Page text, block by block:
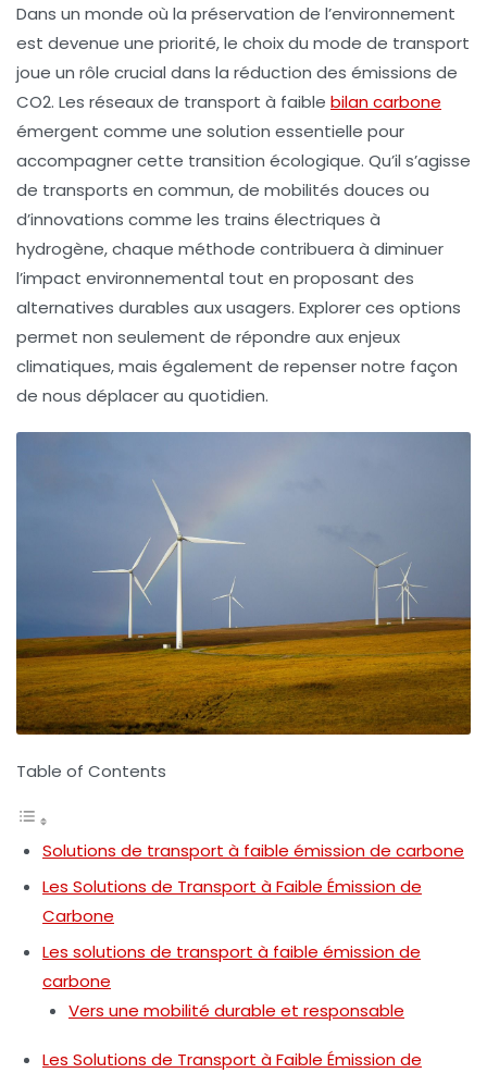
Dans un monde où la préservation de l’environnement
est devenue une priorité, le choix du mode de transport
joue un rôle crucial dans la réduction des émissions de
CO2. Les réseaux de transport à faible bilan carbone
émergent comme une solution essentielle pour
accompagner cette transition écologique. Qu’il s’agisse
de transports en commun, de mobilités douces ou
d’innovations comme les trains électriques à
hydrogène, chaque méthode contribuera à diminuer
l’impact environnemental tout en proposant des
alternatives durables aux usagers. Explorer ces options
permet non seulement de répondre aux enjeux
climatiques, mais également de repenser notre façon
de nous déplacer au quotidien.
Table of Contents
Solutions de transport à faible émission de carbone
Les Solutions de Transport à Faible Émission de
Carbone
Les solutions de transport à faible émission de
carbone
Vers une mobilité durable et responsable
Les Solutions de Transport à Faible Émission de